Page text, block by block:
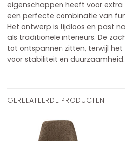
eigenschappen heeft voor extra
een perfecte combinatie van
Het ontwerp is tijdloos en past
als traditionele interieurs. De
tot ontspannen zitten, terwijl
voor stabiliteit en duurzaamheid.
GERELATEERDE PRODUCTEN